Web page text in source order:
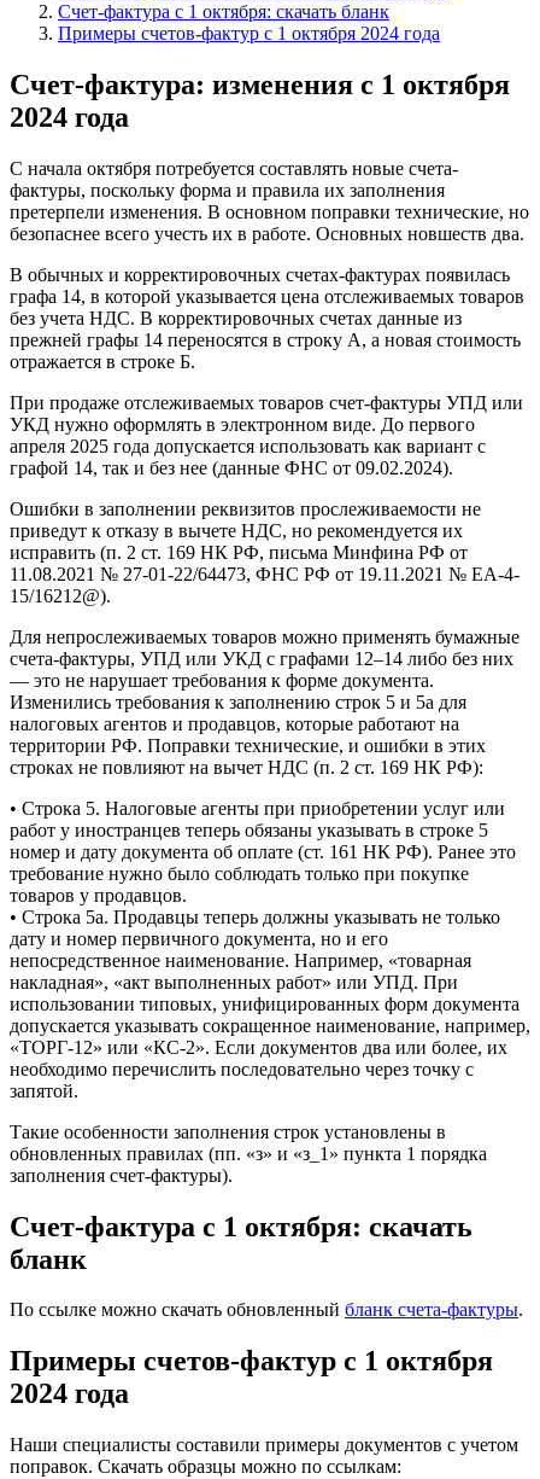
Счет-фактура с 1 октября: скачать бланк
Примеры счетов-фактур с 1 октября 2024 года
Счет-фактура: изменения с 1 октября
2024 года
С начала октября потребуется составлять новые счета-
фактуры, поскольку форма и правила их заполнения
претерпели изменения. В основном поправки технические, но
безопаснее всего учесть их в работе. Основных новшеств два.
В обычных и корректировочных счетах-фактурах появилась
графа 14, в которой указывается цена отслеживаемых товаров
без учета НДС. В корректировочных счетах данные из
прежней графы 14 переносятся в строку А, а новая стоимость
отражается в строке Б.
При продаже отслеживаемых товаров счет-фактуры УПД или
УКД нужно оформлять в электронном виде. До первого
апреля 2025 года допускается использовать как вариант с
графой 14, так и без нее (данные ФНС от 09.02.2024).
Ошибки в заполнении реквизитов прослеживаемости не
приведут к отказу в вычете НДС, но рекомендуется их
исправить (п. 2 ст. 169 НК РФ, письма Минфина РФ от
11.08.2021 № 27-01-22/64473, ФНС РФ от 19.11.2021 № ЕА-4-
15/16212@).
Для непрослеживаемых товаров можно применять бумажные
счета-фактуры, УПД или УКД с графами 12–14 либо без них
— это не нарушает требования к форме документа.
Изменились требования к заполнению строк 5 и 5а для
налоговых агентов и продавцов, которые работают на
территории РФ. Поправки технические, и ошибки в этих
строках не повлияют на вычет НДС (п. 2 ст. 169 НК РФ):
• Строка 5. Налоговые агенты при приобретении услуг или
работ у иностранцев теперь обязаны указывать в строке 5
номер и дату документа об оплате (ст. 161 НК РФ). Ранее это
требование нужно было соблюдать только при покупке
товаров у продавцов.
• Строка 5а. Продавцы теперь должны указывать не только
дату и номер первичного документа, но и его
непосредственное наименование. Например, «товарная
накладная», «акт выполненных работ» или УПД. При
использовании типовых, унифицированных форм документа
допускается указывать сокращенное наименование, например,
«ТОРГ-12» или «КС-2». Если документов два или более, их
необходимо перечислить последовательно через точку с
запятой.
Такие особенности заполнения строк установлены в
обновленных правилах (пп. «з» и «з_1» пункта 1 порядка
заполнения счет-фактуры).
Счет-фактура с 1 октября: скачать
бланк
По ссылке можно скачать обновленный бланк счета-фактуры.
Примеры счетов-фактур с 1 октября
2024 года
Наши специалисты составили примеры документов с учетом
поправок. Скачать образцы можно по ссылкам: